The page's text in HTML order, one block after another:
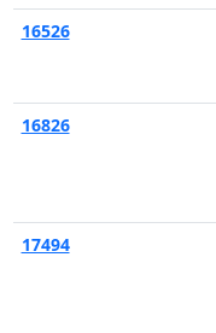
16526
16826
17494